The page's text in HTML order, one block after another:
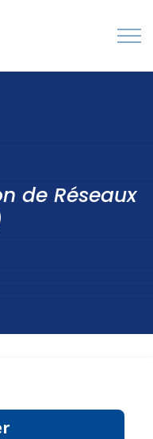
de Réseaux